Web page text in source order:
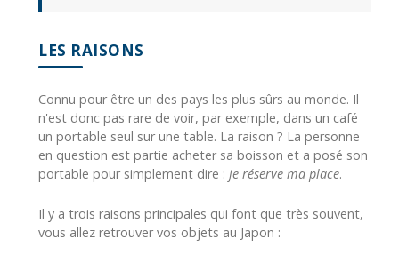
LES RAISONS
Connu pour être un des pays les plus sûrs au monde. Il
n'est donc pas rare de voir, par exemple, dans un café
un portable seul sur une table. La raison ? La personne
en question est partie acheter sa boisson et a posé son
portable pour simplement dire : je réserve ma place.
Il y a trois raisons principales qui font que très souvent,
vous allez retrouver vos objets au Japon :